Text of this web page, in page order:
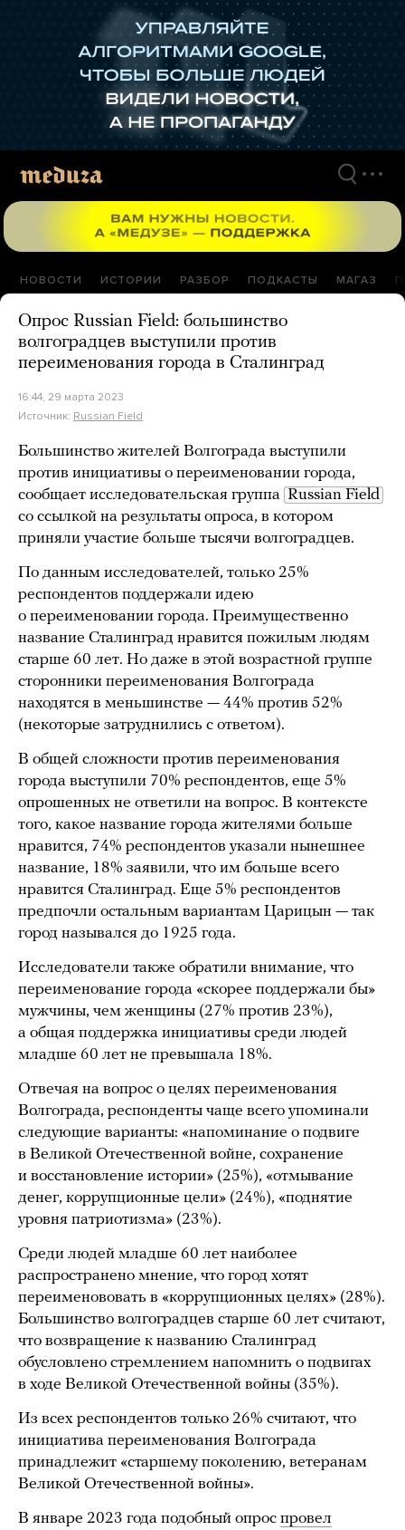
НОВОСТИ ИСТОРИИ РАЗБОР ПОДКАСТЫ МАГАЗ
Опрос Russian Field: большинство
волгоградцев выступили против
переименования города в Сталинград
16:44, 29 марта 2023
Источник: Russian Field
Большинство жителей Волгограда выступили
против инициативы о переименовании города,
сообщает исследовательская группа Russian Field
со ссылкой на результаты опроса, в котором
приняли участие больше тысячи волгоградцев.
По данным исследователей, только 25%
респондентов поддержали идею
о переименовании города. Преимущественно
название Сталинград нравится пожилым людям
старше 60 лет. Но даже в этой возрастной группе
сторонники переименования Волгограда
находятся в меньшинстве — 44% против 52%
(некоторые затруднились с ответом).
В общей сложности против переименования
города выступили 70% респондентов, еще 5%
опрошенных не ответили на вопрос. В контексте
того, какое название города жителями больше
нравится, 74% респондентов указали нынешнее
название, 18% заявили, что им больше всего
нравится Сталинград. Еще 5% респондентов
предпочли остальным вариантам Царицын — так
город назывался до 1925 года.
Исследователи также обратили внимание, что
переименование города «скорее поддержали бы»
мужчины, чем женщины (27% против 23%),
а общая поддержка инициативы среди людей
младше 60 лет не превышала 18%.
Отвечая на вопрос о целях переименования
Волгограда, респонденты чаще всего упоминали
следующие варианты: «напоминание о подвиге
в Великой Отечественной войне, сохранение
и восстановление истории» (25%), «отмывание
денег, коррупционные цели» (24%), «поднятие
уровня патриотизма» (23%).
Среди людей младше 60 лет наиболее
распространено мнение, что город хотят
переименововать в «коррупционных целях» (28%).
Большинство волгоградцев старше 60 лет считают,
что возвращение к названию Сталинград
обусловлено стремлением напомнить о подвигах
в ходе Великой Отечественной войны (35%).
Из всех респондентов только 26% считают, что
инициатива переименования Волгограда
принадлежит «старшему поколению, ветеранам
Великой Отечественной войны».
В январе 2023 года подобный опрос провел